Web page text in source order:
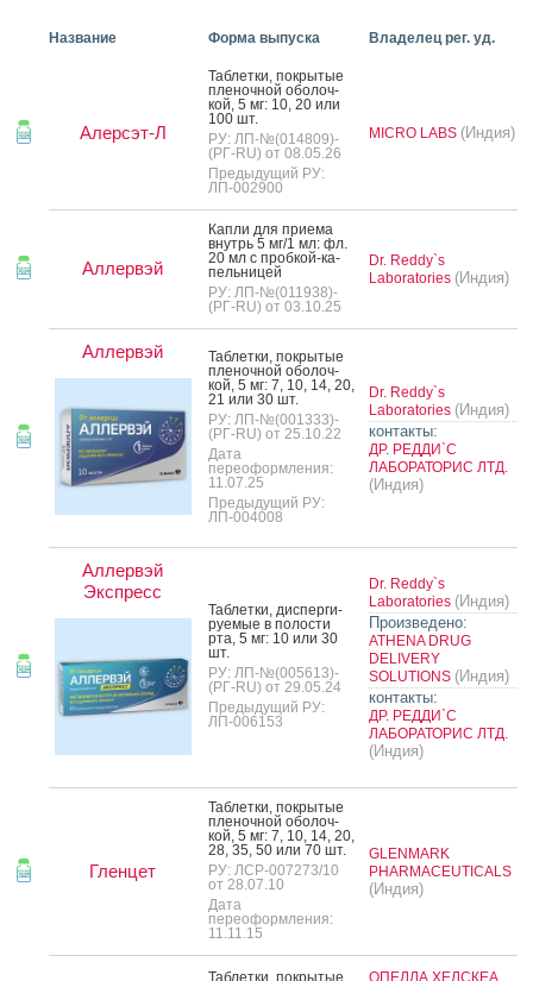
Название Форма выпуска Владелец рег. уд.
Алерсэт-Л
Таб­летки, пок­ры­тые
пле­ноч­ной обо­лоч­
кой, 5 мг: 10, 20 или
100 шт.
РУ: ЛП-№(014809)-
(РГ-RU) от 08.05.26
Предыдущий РУ:
ЛП-002900
MICRO LABS (Индия)
Аллервэй
Кап­ли для при­ема
внутрь 5 мг/1 мл: фл.
20 мл с проб­кой-ка­
пель­ни­цей
РУ: ЛП-№(011938)-
(РГ-RU) от 03.10.25
Dr. Reddy`s
Laboratories (Индия)
Аллервэй
Таб­летки, пок­ры­тые
пле­ноч­ной обо­лоч­
кой, 5 мг: 7, 10, 14, 20,
21 или 30 шт.
РУ: ЛП-№(001333)-
(РГ-RU) от 25.10.22
Дата
переоформления:
11.07.25
Предыдущий РУ:
ЛП-004008
Dr. Reddy`s
Laboratories (Индия)
контакты:
ДР. РЕДДИ`С
ЛАБОРАТОРИС ЛТД.
(Индия)
Аллервэй
Экспресс
Таб­летки, дис­перги­
ру­емые в по­лос­ти
рта, 5 мг: 10 или 30
шт.
РУ: ЛП-№(005613)-
(РГ-RU) от 29.05.24
Предыдущий РУ:
ЛП-006153
Dr. Reddy`s
Laboratories (Индия)
Произведено:
ATHENA DRUG
DELIVERY
SOLUTIONS (Индия)
контакты:
ДР. РЕДДИ`С
ЛАБОРАТОРИС ЛТД.
(Индия)
Гленцет
Таб­летки, пок­ры­тые
пле­ноч­ной обо­лоч­
кой, 5 мг: 7, 10, 14, 20,
28, 35, 50 или 70 шт.
РУ: ЛСР-007273/10
от 28.07.10
Дата
переоформления:
11.11.15
GLENMARK
PHARMACEUTICALS
(Индия)
Таб­летки, пок­ры­тые
ОПЕЛЛА ХЕЛСКЕА